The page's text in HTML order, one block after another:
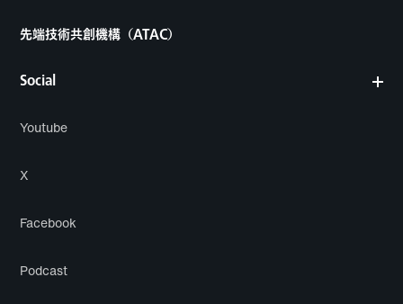
Social
Youtube
X
Facebook
Podcast
先端技術共創機構（ATAC）